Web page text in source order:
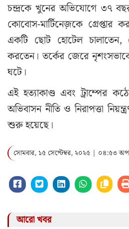
চন্দ্রকে খুনের অভিযোগে ৩৭
কোবোস-মার্টিনেজ়কে গ্রেপ্তার
একটি ছোট হোটেল চালাতেন,
করতেন। তর্কের জেরে
ঘটে।
এই হত্যাকাণ্ড এবং ট্রাম্পের
অভিবাসন নীতি ও নিরাপত্তা
শুরু হয়েছে।
সোমবার, ১৫ সেপ্টেম্বর, ২০২৫ | ০৪:৫৩
আরো খবর